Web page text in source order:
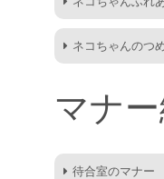
ネコちゃんのつ
マナ
待合室のマナー